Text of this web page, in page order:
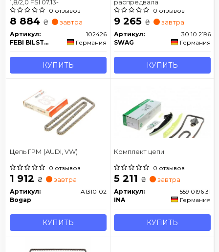
1,8/2,0 FSI 07.13-
0 отзывов
8 884 ₴ завтра
Артикул:
102426
FEBI BILSTEIN
Германия
КУПИТЬ
распредвала
0 отзывов
9 265 ₴ завтра
Артикул:
30 10 2196
SWAG
Германия
КУПИТЬ
Цепь ГРМ (AUDI, VW)
0 отзывов
1 912 ₴ завтра
Артикул:
A1310102
Bogap
КУПИТЬ
Комплект цепи
0 отзывов
5 211 ₴ завтра
Артикул:
559 0196 31
INA
Германия
КУПИТЬ